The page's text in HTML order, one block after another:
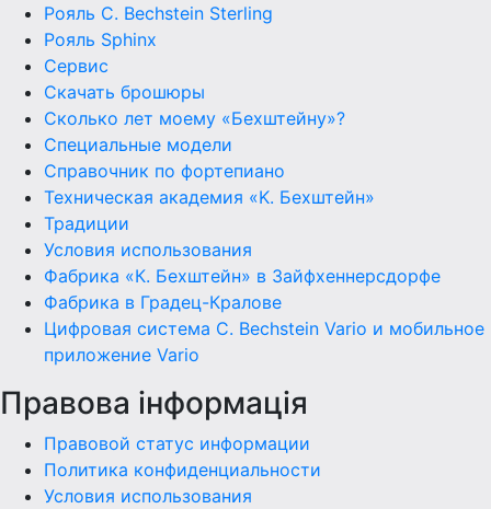
Рояль C. Bechstein Sterling
Рояль Sphinx
Сервис
Скачать брошюры
Сколько лет моему «Бехштейну»?
Специальные модели
Справочник по фортепиано
Техническая академия «K. Бехштейн»
Традиции
Условия использования
Фабрика «К. Бехштейн» в Зайфхеннерсдорфе
Фабрика в Градец-Кралове
Цифровая система C. Bechstein Vario и мобильное
приложение Vario
Правова інформація
Правовой статус информации
Политика конфиденциальности
Условия использования